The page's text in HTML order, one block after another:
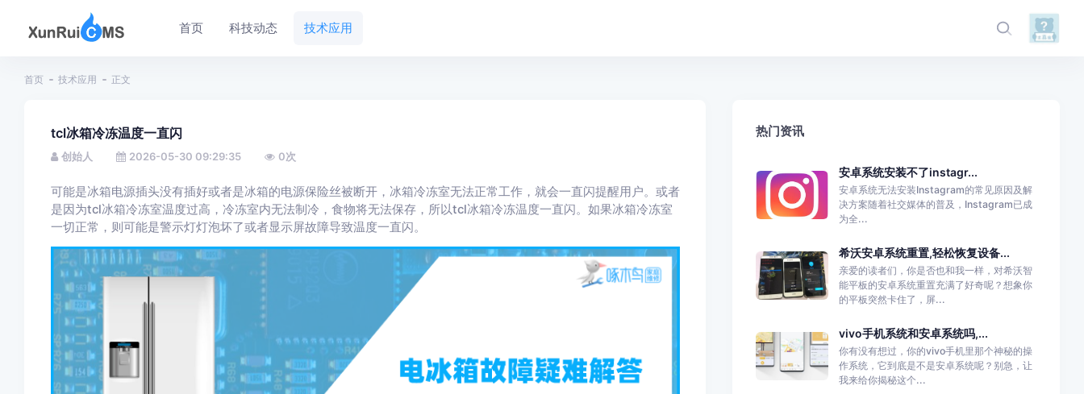
首页 科技动态 技术应用
首页 技术应用 正文
tcl冰箱冷冻温度一直闪
创始人 2026-05-30 09:29:35 0次
可能是冰箱电源插头没有插好或者是冰箱的电源保险丝被断开，冰箱冷冻室无法正常工作，就会一直闪提醒用户。或者
是因为tcl冰箱冷冻室温度过高，冷冻室内无法制冷，食物将无法保存，所以tcl冰箱冷冻温度一直闪。如果冰箱冷冻室
一切正常，则可能是警示灯灯泡坏了或者显示屏故障导致温度一直闪。
热门资讯
安卓系统安装不了instagr...
安卓系统无法安装Instagram的常见原因及解
决方案随着社交媒体的普及，Instagram已成
为全...
希沃安卓系统重置,轻松恢复设备...
亲爱的读者们，你是否也和我一样，对希沃智
能平板的安卓系统重置充满了好奇呢？想象你
的平板突然卡住了，屏...
vivo手机系统和安卓系统吗,...
你有没有想过，你的vivo手机里那个神秘的操
作系统，它到底是不是安卓系统呢？别急，让
我来给你揭秘这个...